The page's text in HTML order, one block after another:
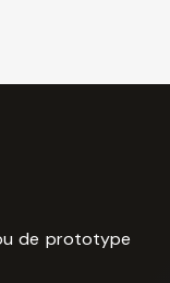
de prototype